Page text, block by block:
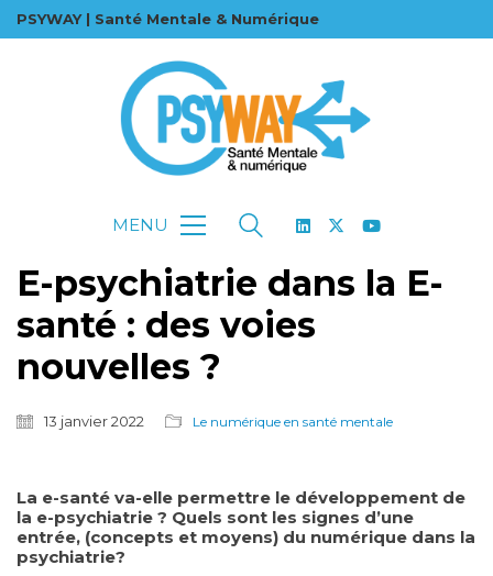
PSYWAY | Santé Mentale & Numérique
MENU
E-psychiatrie dans la E-
santé : des voies
nouvelles ?
13 janvier 2022 Le numérique en santé mentale
La e-santé va-elle permettre le développement de
la e-psychiatrie ? Quels sont les signes d’une
entrée, (concepts et moyens) du numérique dans la
psychiatrie?